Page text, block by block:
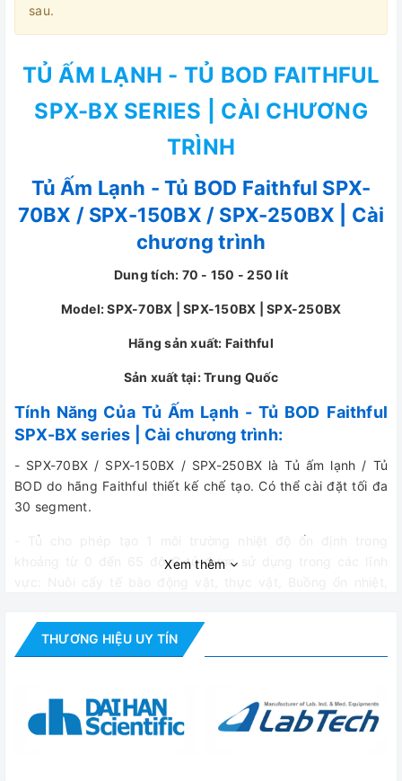
sau.
TỦ ẤM LẠNH - TỦ BOD FAITHFUL
SPX-BX SERIES | CÀI CHƯƠNG
TRÌNH
Tủ Ấm Lạnh - Tủ BOD Faithful SPX-
70BX / SPX-150BX / SPX-250BX | Cài
chương trình
Dung tích: 70 - 150 - 250 lít
Model: SPX-70BX | SPX-150BX | SPX-250BX
Hãng sản xuất: Faithful
Sản xuất tại: Trung Quốc
Tính Năng Của Tủ Ấm Lạnh - Tủ BOD Faithful
SPX-BX series | Cài chương trình:
- SPX-70BX / SPX-150BX / SPX-250BX là Tủ ấm lạnh / Tủ
BOD do hãng Faithful thiết kế chế tạo. Có thể cài đặt tối đa
30 segment.
- Tủ cho phép tạo 1 môi trường nhiệt độ ổn định trong
khoảng từ 0 đến 65 độ C tủ được sử dụng trong các lĩnh
- Tủ được trang bị bộ điều khiển PID với màn hình LCD cho
phép cài đặt tối đa 30 phân đoạn nhiệt - thời gian. Cho phép
nhiệt độ.
- Tủ ấm lạnh / Tủ BOD SPX-70BX / SPX-150BX / SPX-250BX
Xem thêm
THƯƠNG HIỆU UY TÍN